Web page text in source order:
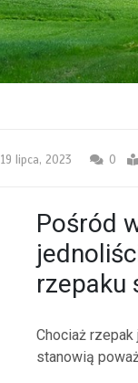
19 lipca, 2023 0
Pośród
rzepaku
Chociaż
stanowią